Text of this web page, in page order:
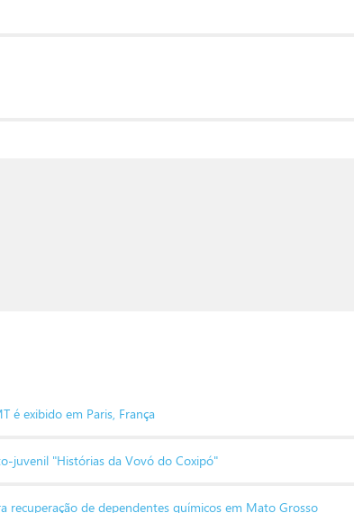
é exibido em Paris, França
juvenil "Histórias da Vovó do Coxipó"
de dependentes químicos em Mato Grosso